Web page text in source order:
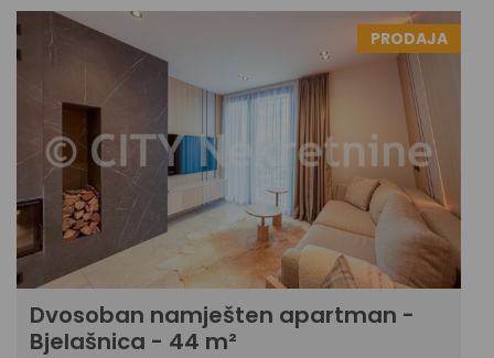
PRODAJA
Dvosoban namješten apartman -
Bjelašnica - 44 m²